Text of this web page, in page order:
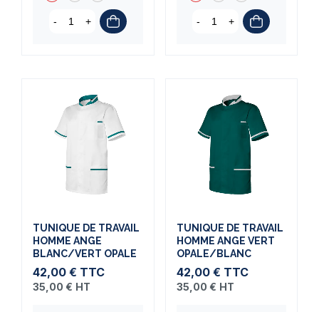
- + - +
TUNIQUE DE TRAVAIL
HOMME ANGE
BLANC/VERT OPALE
42,00 € TTC
35,00 € HT
TUNIQUE DE TRAVAIL
HOMME ANGE VERT
OPALE/BLANC
42,00 € TTC
35,00 € HT